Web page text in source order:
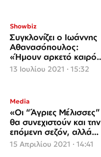
Showbiz
Συγκλονίζει ο Ιωάννης
Αθανασόπουλος:
«Ήμουν αρκετό καιρό
σε κώμα» (video)
13 Ιουλίου 2021 · 15:32
Media
«Οι “Άγριες Μέλισσες”
θα συνεχιστούν και την
επόμενη σεζόν, αλλά
εγώ δεν θα συνεχίσω,
τελειώνω φέτος»
15 Απριλίου 2021 · 14:41